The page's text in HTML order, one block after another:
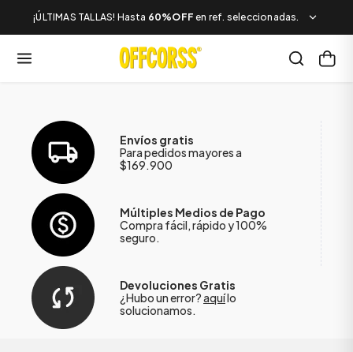
¡ÚLTIMAS TALLAS! Hasta 60%OFF en ref. seleccionadas.
Envíos gratis
Para pedidos mayores a
$169.900
Múltiples Medios de Pago
Compra fácil, rápido y 100%
seguro.
Devoluciones Gratis
¿Hubo un error?aquílo
solucionamos.